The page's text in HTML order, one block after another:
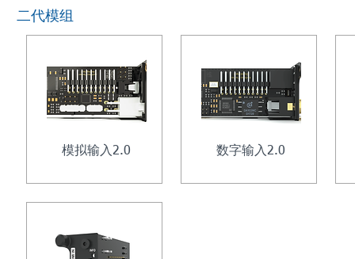
二代模组
模拟输入2.0 数字输入2.0